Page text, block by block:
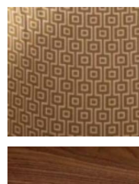
маршрута.
Страхование грузаВсе
поставки застрахованы в
международными
выбрать дополнительное
критичных партий товара.